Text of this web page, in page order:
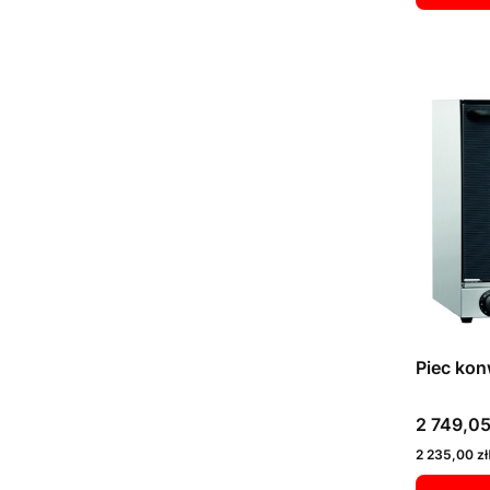
Piec
Cena
2 749,05
Cena
2 235,00 zł